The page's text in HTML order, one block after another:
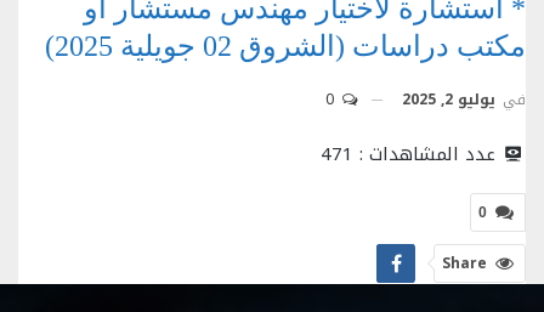
* استشارة لاختيار مهندس مستشار أو
مكتب دراسات (الشروق 02 جويلية 2025)
في يوليو 2, 2025
عدد المشاهدات : 471
0
Share